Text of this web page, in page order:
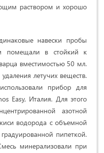
раствором и хорошо
навески пробы
помещали в стойкий к
вместимостью 50 мл.
летучих веществ.
прибор для
Easy, Италия. Для этого
азотной
водорода с объемной
пипеткой.
минерализовали при